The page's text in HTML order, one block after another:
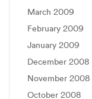
March 2009
February 2009
January 2009
December 2008
November 2008
October 2008